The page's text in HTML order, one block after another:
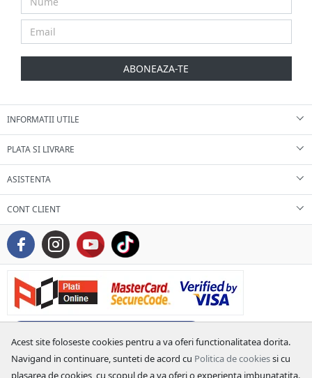
Acest site foloseste cookies pentru a va oferi functionalitatea dorita.
Navigand in continuare, sunteti de acord cu Politica de cookiessi cu
plasarea de cookies, cu scopul de a va oferi o experienta imbunatatita.
ABONEAZA-TE
INFORMATII UTILE
PLATA SI LIVRARE
ASISTENTA
CONT CLIENT